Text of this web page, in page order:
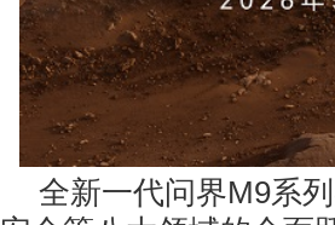
全新一代问界M9系